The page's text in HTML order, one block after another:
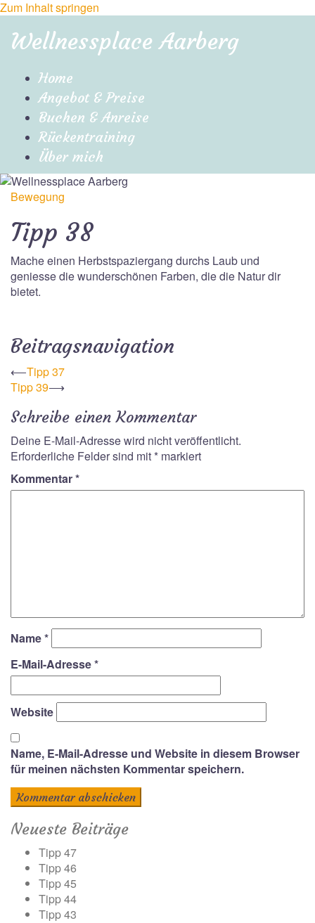
Zum Inhalt springen
Wellnessplace Aarberg
Home
Angebot & Preise
Buchen & Anreise
Rückentraining
Über mich
Bewegung
Tipp 38
Mache einen Herbstspaziergang durchs Laub und
geniesse die wunderschönen Farben, die die Natur dir
bietet.
Beitragsnavigation
⟵Tipp 37
Tipp 39⟶
Schreibe einen Kommentar
Deine E-Mail-Adresse wird nicht veröffentlicht.
Erforderliche Felder sind mit * markiert
Kommentar*
Name*
E-Mail-Adresse*
Website
Name, E-Mail-Adresse und Website in diesem Browser
für meinen nächsten Kommentar speichern.
Neueste Beiträge
Tipp 47
Tipp 46
Tipp 45
Tipp 44
Tipp 43